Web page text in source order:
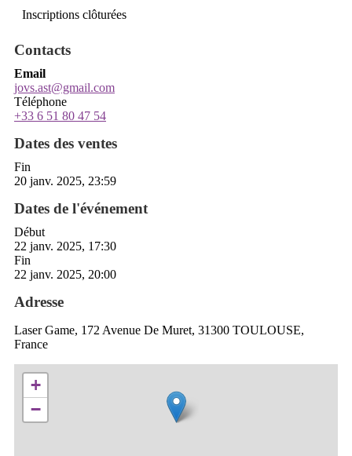
Inscriptions clôturées
Contacts
Email
jovs.ast@gmail.com
Téléphone
+33 6 51 80 47 54
Dates des ventes
Fin
20 janv. 2025, 23:59
Dates de l'événement
Début
22 janv. 2025, 17:30
Fin
22 janv. 2025, 20:00
Adresse
Laser Game, 172 Avenue De Muret, 31300 TOULOUSE,
France
+
−